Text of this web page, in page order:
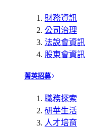
財務資訊
公司治理
法說會資訊
股東會資訊
菁英招募
職務探索
研華生活
人才培育